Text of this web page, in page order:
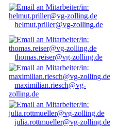
helmut.priller@vg-zolling.de
thomas.reiser@vg-zolling.de
maximilian.riesch@vg-
zolling.de
julia.rottmueller@vg-zolling.de